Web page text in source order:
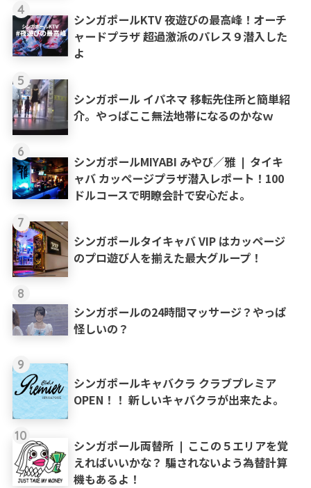
4
シンガポールKTV 夜遊びの最高峰！オーチ
ャードプラザ 超過激派のパレス９潜入した
よ
5
シンガポール イパネマ 移転先住所と簡単紹
介。やっぱここ無法地帯になるのかなｗ
6
シンガポールMIYABI みやび／雅 ❘ タイキ
ャバ カッページプラザ潜入レポート！100
ドルコースで明瞭会計で安心だよ。
7
シンガポールタイキャバ VIP はカッページ
のプロ遊び人を揃えた最大グループ！
8
シンガポールの24時間マッサージ？やっぱ
怪しいの？
9
シンガポールキャバクラ クラブプレミア
OPEN！！ 新しいキャバクラが出来たよ。
10
シンガポール両替所 ❘ ここの５エリアを覚
えればいいかな？ 騙されないよう為替計算
機もあるよ！